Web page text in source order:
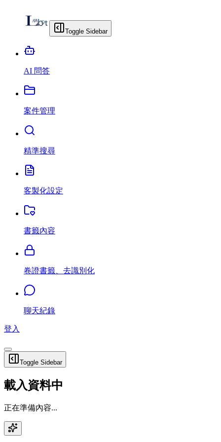
Toggle Sidebar
AI 問答
案件管理
精準搜尋
客製化設定
書籤內容
卷證書籤、去識別化
聊天紀錄
登入
Toggle Sidebar
載入資料中
正在準備內容...